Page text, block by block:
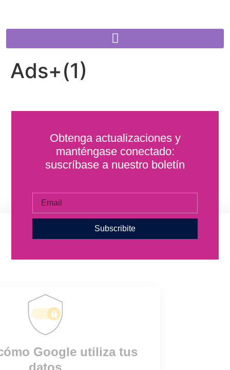
Ads+(1)
Obtenga actualizaciones y
manténgase conectado:
suscríbase a nuestro boletín
Subscribite